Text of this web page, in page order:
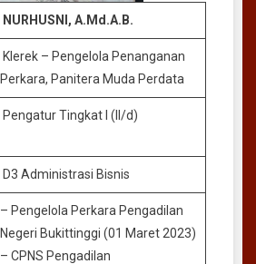
NURHUSNI, A.Md.A.B.
Klerek – Pengelola Penanganan
Perkara, Panitera Muda Perdata
Pengatur Tingkat I (II/d)
D3 Administrasi Bisnis
– Pengelola Perkara Pengadilan
Negeri Bukittinggi (01 Maret 2023)
– CPNS Pengadilan